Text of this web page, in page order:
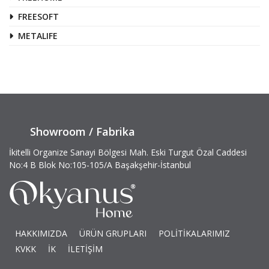
FREESOFT
METALIFE
Showroom / Fabrika
İkitelli Organize Sanayi Bölgesi Mah. Eski Turgut Özal Caddesi
No:4 B Blok No:105-105/A Başakşehir-İstanbul
HAKKIMIZDA ÜRÜN GRUPLARI
POLİTİKALARIMIZ
KVKK
İK İLETİŞİM